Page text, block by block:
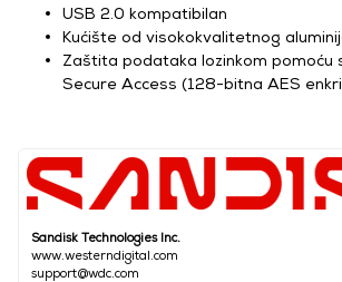
Sandisk Technologies Inc.
www.westerndigital.com
support@wdc.com
USB 2.0 kompatibilan
Kućište od visokokvalitetnog
Zaštita podataka lozinkom pomoću
Secure Access (128-bitna AES